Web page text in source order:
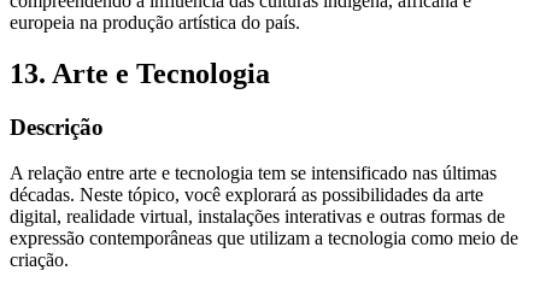
europeia na produção artística do país.
13. Arte e Tecnologia
Descrição
A relação entre arte e tecnologia tem se intensificado nas últimas
décadas. Neste tópico, você explorará as possibilidades da arte
digital, realidade virtual, instalações interativas e outras formas de
expressão contemporâneas que utilizam a tecnologia como meio de
criação.